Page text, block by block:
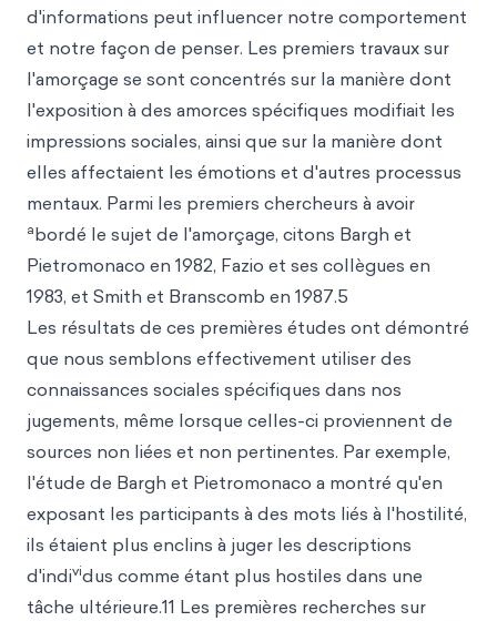
d'informations peut influencer notre comportement
et notre façon de penser. Les premiers travaux sur
l'amorçage se sont concentrés sur la manière dont
l'exposition à des amorces spécifiques modifiait les
impressions sociales, ainsi que sur la manière dont
elles affectaient les émotions et d'autres processus
mentaux. Parmi les premiers chercheurs à avoir
abordé le sujet de l'amorçage, citons Bargh et
Pietromonaco en 1982, Fazio et ses collègues en
1983, et Smith et Branscomb en 1987.5
Les résultats de ces premières études ont démontré
que nous semblons effectivement utiliser des
connaissances sociales spécifiques dans nos
jugements, même lorsque celles-ci proviennent de
sources non liées et non pertinentes. Par exemple,
l'étude de Bargh et Pietromonaco a montré qu'en
exposant les participants à des mots liés à l'hostilité,
ils étaient plus enclins à juger les descriptions
d'individus comme étant plus hostiles dans une
tâche ultérieure.11 Les premières recherches sur